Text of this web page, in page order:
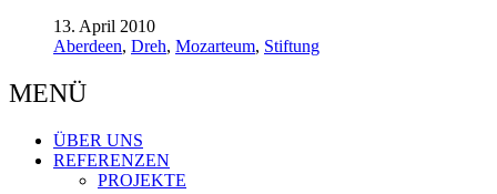
13. April 2010
Aberdeen, Dreh, Mozarteum, Stiftung
MENÜ
ÜBER UNS
REFERENZEN
PROJEKTE